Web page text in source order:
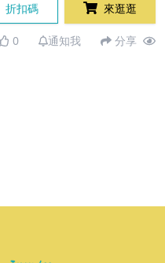
折扣碼 來逛逛
0 通知我 分享